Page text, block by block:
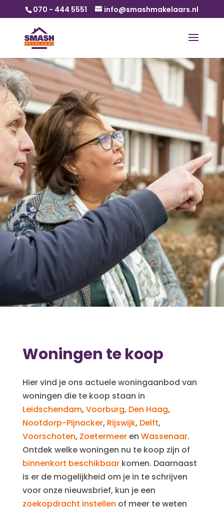
070 - 444 5551 info@smashmakelaars.nl
Woningen te koop
Hier vind je ons actuele woningaanbod van
woningen die te koop staan in
Leidschendam, Voorburg, Den Haag,
Nootdorp-Pijnacker, Rijswijk, Delft,
Voorschoten, Zoetermeeren Wassenaar.
Ontdek welke woningen nu te koop zijn of
binnenkort beschikbaarkomen. Daarnaast
is er de mogelijkheid om je in te schrijven
voor onze nieuwsbrief, kun je een
zoekopdracht instellen of meer te weten